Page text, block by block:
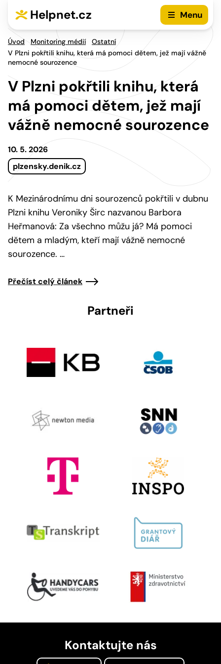
Helpnet.cz Menu
Úvod Monitoring médií
Ostatní
V Plzni pokřtili knihu, která má pomoci dětem, jež mají vážně
nemocné sourozence
V Plzni pokřtili knihu, která
má pomoci dětem, jež mají
vážně nemocné sourozence
10. 5. 2026
plzensky.denik.cz
K Mezinárodnímu dni sourozenců pokřtili v dubnu
Plzni knihu Veroniky Širc nazvanou Barbora
Heřmanová: Za všechno můžu já? Má pomoci
dětem a mladým, kteří mají vážně nemocné
sourozence. …
Přečíst celý článek
Partneři
Kontaktujte nás